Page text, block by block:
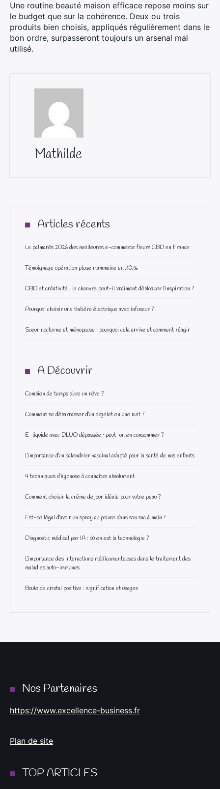
Une routine beauté maison efficace repose moins sur
le budget que sur la cohérence. Deux ou trois
produits bien choisis, appliqués régulièrement dans le
bon ordre, surpasseront toujours un arsenal mal
utilisé.
Mathilde
Articles récents
Le palmarès 2026 des meilleures e-commerce fleurs CBD en France
Témoignage opération ptose mammaire en 2026
CBD et créativité : le chanvre peut-il vraiment débloquer l’inspiration ?
Pourquoi choisir une théière électrique avec infuseur ?
Sueur nocturne et ménopause : pourquoi cela arrive et comment réagir
A Découvrir
Combien de temps dure un rêve ?
Comment se débarrasser d’un orgelet en une nuit ?
E-liquide avec DLUO dépassée : peut-on en consommer ?
L’importance d’un calendrier vaccinal adapté pour la santé de nos enfants
4 techniques d’hypnose à connaître absolument
Comment choisir la crème de jour idéale pour votre peau ?
Est-ce légal d’avoir un spray au poivre dans son sac à main ?
Diagnostic médical par IA : où en est la technologie ?
L’importance des interactions médicamenteuses dans le traitement des
maladies auto-immunes
Boule de cristal positive : signification et usages
Nos Partenaires
https://www.excellence-business.fr
Plan de site
TOP ARTICLES